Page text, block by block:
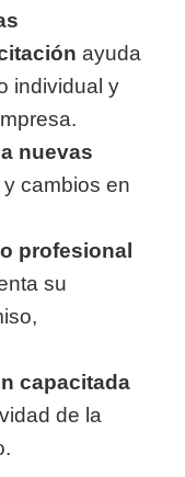
ayuda
individual y
nuevas
cambios en
profesional
su
capacitada
de la